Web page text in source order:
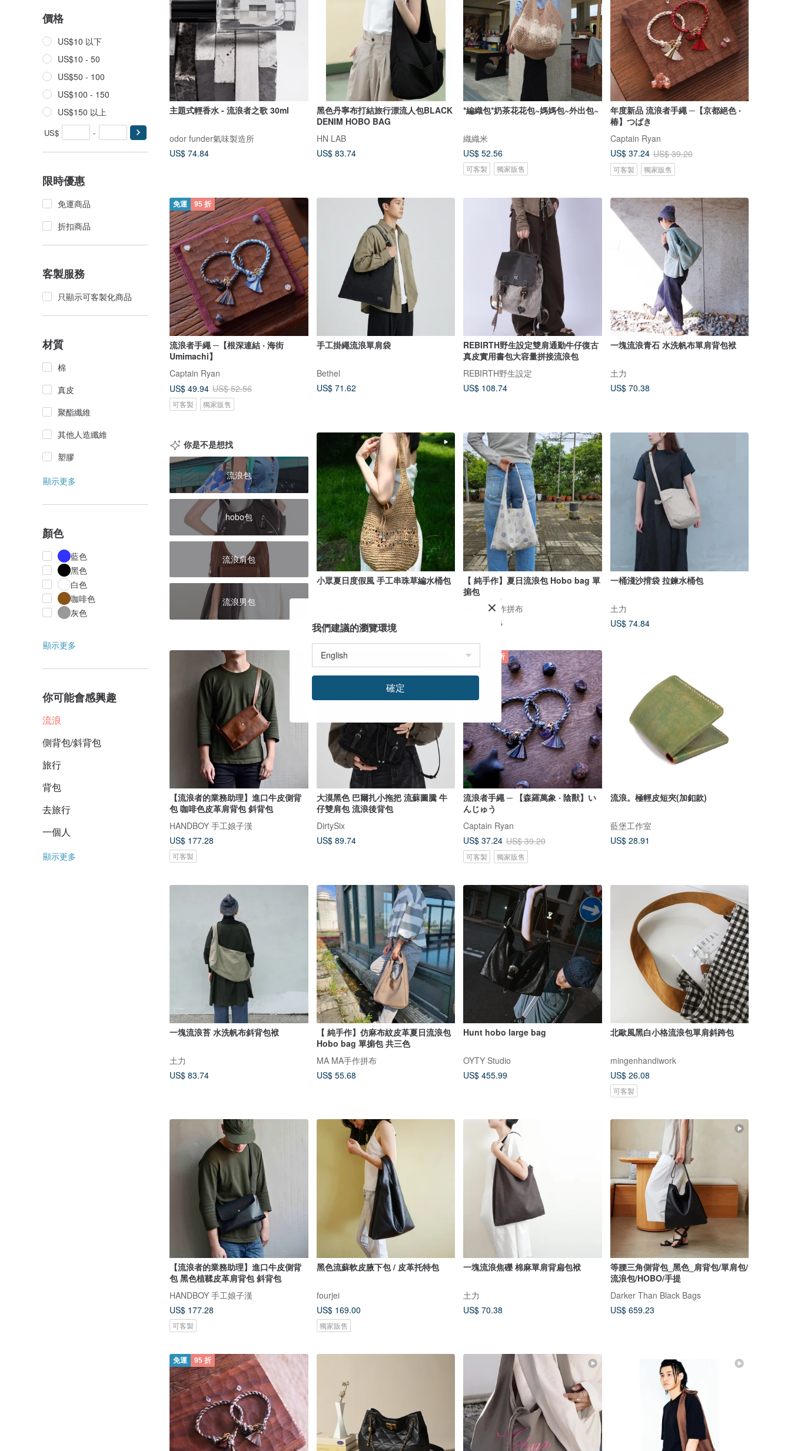
價格
US$10 以下
US$10 - 50
US$50 - 100
US$100 - 150
US$150 以上
US$ -
限時優惠
免運商品
折扣商品
客製服務
只顯示可客製化商品
材質
棉
真皮
聚酯纖維
其他人造纖維
塑膠
顯示更多
顏色
藍色
黑色
白色
咖啡色
灰色
顯示更多
你可能會感興趣
流浪
側背包/斜背包
旅行
背包
去旅行
一個人
顯示更多
主題式輕香水 - 流浪者之歌 30ml
odor funder氣味製造所
US$ 74.84
黑色丹寧布打結旅行漂流人包BLACK
DENIM HOBO BAG
HN LAB
US$ 83.74
*編織包*奶茶花花包~媽媽包~外出包~
織織米
US$ 52.56
可客製 獨家販售
年度新品 流浪者手繩 ─【京都絕色 ‧
椿】つばき
Captain Ryan
US$ 37.24 US$ 39.20
可客製 獨家販售
免運 95 折
流浪者手繩 ─【根深連結 ‧ 海街
Umimachi】
Captain Ryan
US$ 49.94 US$ 52.56
可客製 獨家販售
手工掛繩流浪單肩袋
Bethel
US$ 71.62
REBIRTH野生設定雙肩通勤牛仔復古
真皮實用書包大容量拼接流浪包
REBIRTH野生設定
US$ 108.74
一塊流浪青石 水洗帆布單肩背包袱
土力
US$ 70.38
你是不是想找
流浪包
hobo包
流浪肩包
流浪男包
小眾夏日度假風 手工串珠草編水桶包
US$ 44.27
【 純手作】夏日流浪包 Hobo bag 單
掮包
MA MA手作拼布
US$ 39.65
一桶淺沙揹袋 拉鍊水桶包
土力
US$ 74.84
【流浪者的業務助理】進口牛皮側背
包 咖啡色皮革肩背包 斜背包
HANDBOY 手工娘子漢
US$ 177.28
可客製
大漠黑色 巴爾扎小拖把 流蘇圖騰 牛
仔雙肩包 流浪後背包
DirtySix
US$ 89.74
免運 95 折
流浪者手繩 ─ 【森羅萬象 ‧ 陰獸】い
んじゅう
Captain Ryan
US$ 37.24 US$ 39.20
可客製 獨家販售
流浪。極輕皮短夾(加釦款)
藍堡工作室
US$ 28.91
一塊流浪苔 水洗帆布斜背包袱
土力
US$ 83.74
【 純手作】仿麻布紋皮革夏日流浪包
Hobo bag 單掮包 共三色
MA MA手作拼布
US$ 55.68
Hunt hobo large bag
OYTY Studio
US$ 455.99
北歐風黑白小格流浪包單肩斜跨包
mingenhandiwork
US$ 26.08
可客製
【流浪者的業務助理】進口牛皮側背
包 黑色植鞣皮革肩背包 斜背包
HANDBOY 手工娘子漢
US$ 177.28
可客製
黑色流蘇軟皮腋下包 / 皮革托特包
fourjei
US$ 169.00
獨家販售
一塊流浪焦礫 棉麻單肩背扁包袱
土力
US$ 70.38
等腰三角側背包_黑色_肩背包/單肩包/
流浪包/HOBO/手提
Darker Than Black Bags
US$ 659.23
免運 95 折
我們建議的瀏覽環境
確定